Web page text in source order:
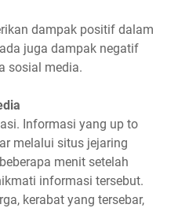
dampak positif dalam
juga dampak negatif
sosial media.
Informasi yang up to
melalui situs jejaring
menit setelah
informasi tersebut.
kerabat yang tersebar,